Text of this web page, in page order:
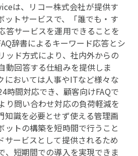
は、リコー株式会社が提供す
ットサービスで、「誰でも・す
答サービスを運用できることを
辞書によるキーワード応答とシ
ッド方式により、社内外からの
動回答する仕組みを提供しま
においては人事やITなど様々な
時間対応でき、顧客向けFAQで
り問い合わせ対応の負荷軽減を
知識を必要とせず使える管理画
ットの構築を短時間で行うこと
サービスとして提供されるため
、短期間での導入を実現できま